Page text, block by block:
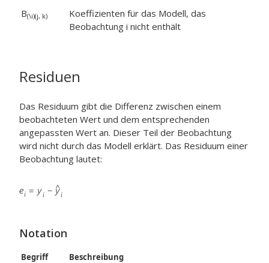
B(\i)(j, k)
Koeffizienten für das Modell, das
Beobachtung i nicht enthält
Residuen
Das Residuum gibt die Differenz zwischen einem
beobachteten Wert und dem entsprechenden
angepassten Wert an. Dieser Teil der Beobachtung
wird nicht durch das Modell erklärt. Das Residuum einer
Beobachtung lautet:
Notation
Begriff Beschreibung